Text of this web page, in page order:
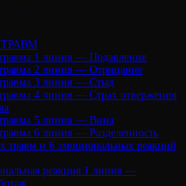
травма 1 линия — Подавление
травма 2 линия — Отрицание
травма 3 линия — Стыд
травма 4 линия — Страх отвержения
травма 5 линия — Вина
6 линия — Разделенность
травм и 6 эмоциональных реакций
реакция 1 линия —